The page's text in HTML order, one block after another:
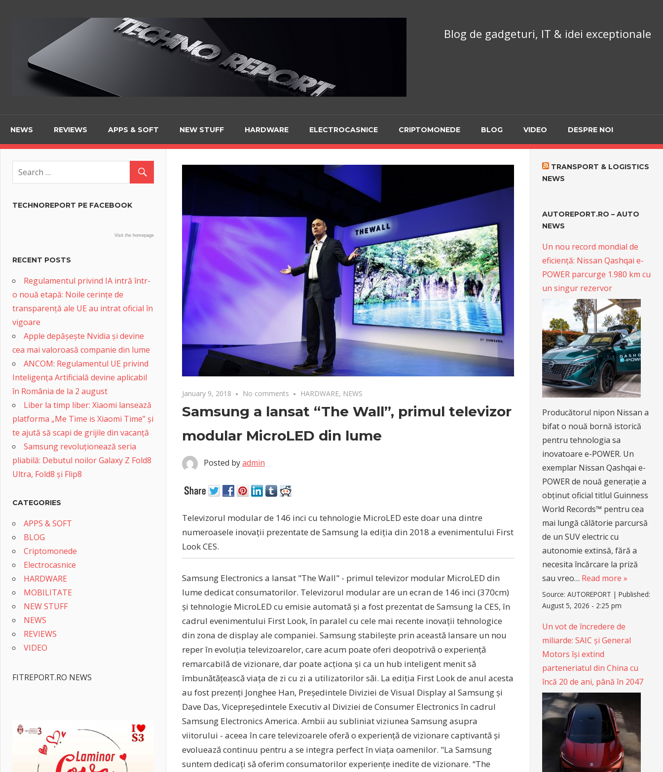
TechnoReport.ro
Blog de gadgeturi, IT & idei exceptionale
NEWS REVIEWS APPS & SOFT NEW STUFF HARDWARE ELECTROCASNICE CRIPTOMONEDE BLOG VIDEO DESPRE NOI
January 9, 2018 No comments HARDWARE, NEWS
Samsung a lansat “The Wall”, primul televizor
modular MicroLED din lume
Posted byadmin
Televizorul modular de 146 inci cu tehnologie MicroLED este doar una dintre
numeroasele inovații prezentate de Samsung la ediția din 2018 a evenimentului First
Look CES.
Samsung Electronics a lansat "The Wall" - primul televizor modular MicroLED din
lume dedicat consumatorilor. Televizorul modular are un ecran de 146 inci (370cm)
și tehnologie MicroLED cu emisie automată și a fost prezentat de Samsung la CES, în
cadrul evenimentului First Look, în paralel cu cele mai recente inovații tehnologice
din zona de display ale companiei. Samsung stabilește prin această lansare un nou
reper în evoluția televizoarelor, care acum poate oferi deopotrivă o experiență
remarcabilă de vizionare, dar poate acționa și ca un hub inteligent menit să
îmbunătățească viața de zi cu zi a utilizatorilor săi. La ediția First Look de anul acesta
au fost prezenți Jonghee Han, Președintele Diviziei de Visual Display al Samsung și
Dave Das, Vicepreședintele Executiv al Diviziei de Consumer Electronics în cadrul
Samsung Electronics America. Ambii au subliniat viziunea Samsung asupra
viitorului - aceea în care televizoarele oferă o experiență de vizionare captivantă și
evoluează continuu pentru a se integra perfect în viața oamenilor. "La Samsung
suntem dedicați să oferim consumatorilor experiențe inedite de vizionare. “The
TECHNOREPORT PE FACEBOOK
Visit the homepage
RECENT POSTS
Regulamentul privind IA intră într-
o nouă etapă: Noile cerințe de
transparență ale UE au intrat oficial în
vigoare
Apple depășește Nvidia și devine
cea mai valoroasă companie din lume
ANCOM: Regulamentul UE privind
Inteligența Artificială devine aplicabil
în România de la 2 august
Liber la timp liber: Xiaomi lansează
platforma „Me Time is Xiaomi Time” și
te ajută să scapi de grijile din vacanță
Samsung revoluționează seria
pliabilă: Debutul noilor Galaxy Z Fold8
Ultra, Fold8 și Flip8
CATEGORIES
APPS & SOFT
BLOG
Criptomonede
Electrocasnice
HARDWARE
MOBILITATE
NEW STUFF
NEWS
REVIEWS
VIDEO
FITREPORT.RO NEWS
TRANSPORT & LOGISTICS
NEWS
AUTOREPORT.RO – AUTO
NEWS
Un nou record mondial de
eficiență: Nissan Qashqai e-
POWER parcurge 1.980 km cu
un singur rezervor
Producătorul nipon Nissan a
bifat o nouă bornă istorică
pentru tehnologia sa
inovatoare e-POWER. Un
exemplar Nissan Qashqai e-
POWER de nouă generație a
obținut oficial titlul Guinness
World Records™ pentru cea
mai lungă călătorie parcursă
de un SUV electric cu
autonomie extinsă, fără a
necesita încărcare la priză
sau vreo… Read more »
Source:AUTOREPORT |Published:
August 5, 2026 - 2:25 pm
Un vot de încredere de
miliarde: SAIC și General
Motors își extind
parteneriatul din China cu
încă 20 de ani, până în 2047